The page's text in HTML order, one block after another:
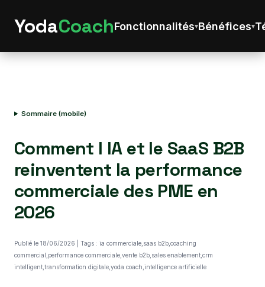
YodaCoachFonctionnalités Bénéfices
Sommaire (mobile)
Comment l IA et le SaaS B2B
reinventent la performance
commerciale des PME en
2026
Publié le 18/06/2026 | Tags : ia commerciale,saas b2b,coaching
commercial,performance commerciale,vente b2b,sales enablement,crm
intelligent,transformation digitale,yoda coach,intelligence artificielle